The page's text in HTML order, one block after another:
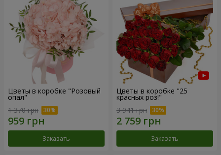
Цветы в коробке "Розовый
опал"
1 370 грн
Заказать
Цветы в коробке "25
красных роз!"
3 941 грн
Заказать